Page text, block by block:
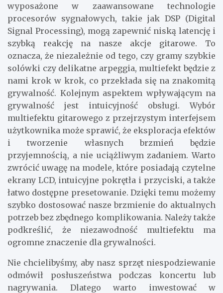
wyposażone w zaawansowane technologie
procesorów sygnałowych, takie jak DSP (Digital
Signal Processing), mogą zapewnić niską latencję i
szybką reakcję na nasze akcje gitarowe. To
oznacza, że niezależnie od tego, czy gramy szybkie
solówki czy delikatne arpeggia, multiefekt będzie z
nami krok w krok, co przekłada się na znakomitą
grywalność. Kolejnym aspektem wpływającym na
grywalność jest intuicyjność obsługi. Wybór
multiefektu gitarowego z przejrzystym interfejsem
użytkownika może sprawić, że eksploracja efektów
i tworzenie własnych brzmień będzie
przyjemnością, a nie uciążliwym zadaniem. Warto
zwrócić uwagę na modele, które posiadają czytelne
ekrany LCD, intuicyjne pokrętła i przyciski, a także
łatwo dostępne presetowanie. Dzięki temu możemy
szybko dostosować nasze brzmienie do aktualnych
potrzeb bez zbędnego komplikowania. Należy także
podkreślić, że niezawodność multiefektu ma
ogromne znaczenie dla grywalności.
Nie chcielibyśmy, aby nasz sprzęt niespodziewanie
odmówił posłuszeństwa podczas koncertu lub
nagrywania. Dlatego warto inwestować w